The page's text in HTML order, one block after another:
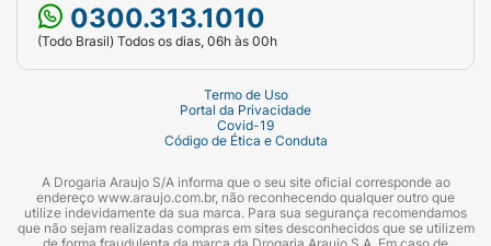
0300.313.1010
(Todo Brasil) Todos os dias, 06h às 00h
Termo de Uso
Portal da Privacidade
Covid-19
Código de Ética e Conduta
A Drogaria Araujo S/A informa que o seu site oficial corresponde ao
endereço www.araujo.com.br, não reconhecendo qualquer outro que
utilize indevidamente da sua marca. Para sua segurança recomendamos
que não sejam realizadas compras em sites desconhecidos que se utilizem